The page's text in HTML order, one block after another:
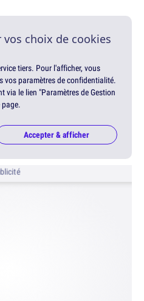
choix de cookies
tiers. Pour l'afficher, vous
vos paramètres de confidentialité.
via le lien "Paramètres de Gestion
Accepter & afficher